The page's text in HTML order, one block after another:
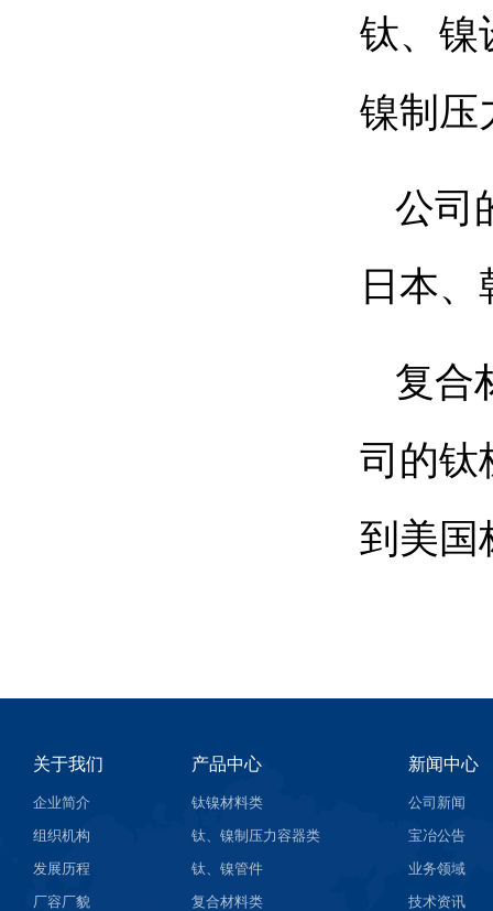
钛、镍
镍制压
公司
日本
复合
司的钛
到美国
关于我们
企业简介
组织机构
发展历程
厂容厂貌
产品中心
钛镍材料类
钛、镍制压力容器类
钛、镍管件
复合材料类
新闻中心
公司新闻
宝冶公告
业务领域
技术资讯